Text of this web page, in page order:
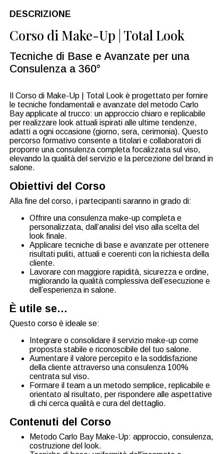
DESCRIZIONE
Corso di Make-Up | Total Look
Tecniche di Base e Avanzate per una
Consulenza a 360°
Il Corso di Make-Up | Total Look è progettato per fornire
le tecniche fondamentali e avanzate del metodo Carlo
Bay applicate al trucco: un approccio chiaro e replicabile
per realizzare look attuali ispirati alle ultime tendenze,
adatti a ogni occasione (giorno, sera, cerimonia). Questo
percorso formativo consente a titolari e collaboratori di
proporre una consulenza completa focalizzata sul viso,
elevando la qualità del servizio e la percezione del brand in
salone.
Obiettivi del Corso
Alla fine del corso, i partecipanti saranno in grado di:
Offrire una consulenza make-up completa e
personalizzata, dall’analisi del viso alla scelta del
look finale.
Applicare tecniche di base e avanzate per ottenere
risultati puliti, attuali e coerenti con la richiesta della
cliente.
Lavorare con maggiore rapidità, sicurezza e ordine,
migliorando la qualità complessiva dell’esecuzione e
dell’esperienza in salone.
È utile se…
Questo corso è ideale se:
Integrare o consolidare il servizio make-up come
proposta stabile e riconoscibile del tuo salone.
Aumentare il valore percepito e la soddisfazione
della cliente attraverso una consulenza 100%
centrata sul viso.
Formare il team a un metodo semplice, replicabile e
orientato al risultato, per rispondere alle aspettative
di chi cerca qualità e cura del dettaglio.
Contenuti del Corso
Metodo Carlo Bay Make-Up: approccio, consulenza,
costruzione del look.